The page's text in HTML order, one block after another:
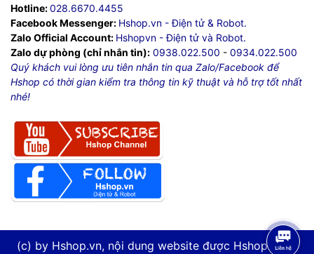
Hotline:028.6670.4455
Facebook Messenger: Hshop.vn - Điện tử & Robot.
Zalo Official Account: Hshopvn - Điện tử và Robot.
Zalo dự phòng (chỉ nhắn tin): 0938.022.500 - 0934.022.500
Quý khách vui lòng ưu tiên nhắn tin qua Zalo/Facebook để
Hshop có thời gian kiểm tra thông tin kỹ thuật và hỗ trợ tốt nhất
nhé!
(c) by Hshop.vn, nội dung website được Hshop.vn tự